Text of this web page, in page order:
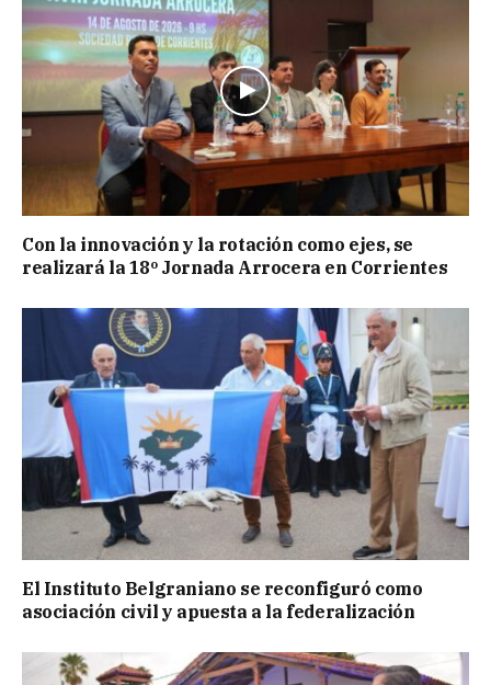
Con la innovación y la rotación como ejes, se
realizará la 18º Jornada Arrocera en Corrientes
El Instituto Belgraniano se reconfiguró como
asociación civil y apuesta a la federalización